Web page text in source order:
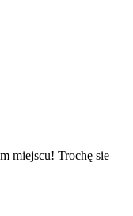
miejscu! Trochę sie